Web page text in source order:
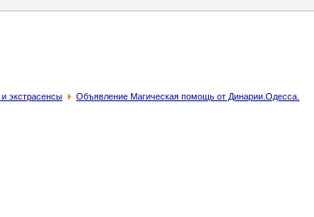
экстрасенсы Объявление Магическая помощь от Динарии.Одесса.